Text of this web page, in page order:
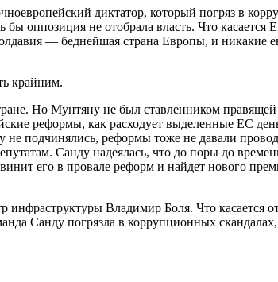
диктатор, который погряз в
оппозиция не отобрала власть. Что касается
— беднейшая страна Европы, и никакие
крайним.
Но Мунтяну не был ставленником
реформы, как расходует выделенные ЕС
не подчинялись, реформы тоже не давали
Санду надеялась, что до поры до
его в провале реформ и найдет нового
Владимир Боля. Что касается
Санду погрязла в коррупционных